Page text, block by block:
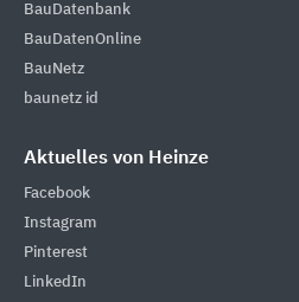
BauDatenbank
BauDatenOnline
BauNetz
baunetz id
Aktuelles von Heinze
Facebook
Instagram
Pinterest
LinkedIn